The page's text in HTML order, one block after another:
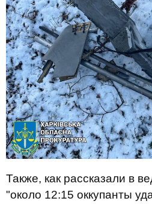
Также, как рассказали в
"около 12:15 оккупанты